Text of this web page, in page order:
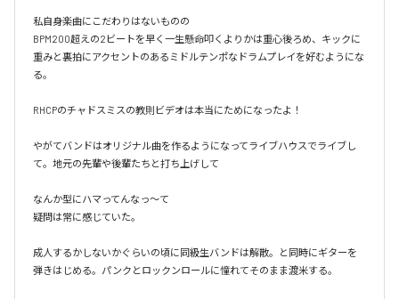
私自身楽曲にこだわりはないものの
BPM200超えの2ビートを早く一生懸命叩くよりかは重心後ろめ、キックに
重みと裏拍にアクセントのあるミドルテンポなドラムプレイを好むようにな
る。
RHCPのチャドスミスの教則ビデオは本当にためになったよ！
やがてバンドはオリジナル曲を作るようになってライブハウスでライブし
て。地元の先輩や後輩たちと打ち上げして
なんか型にハマってんなっ〜て
疑問は常に感じていた。
成人するかしないかぐらいの頃に同級生バンドは解散。と同時にギターを
弾きはじめる。パンクとロックンロールに憧れてそのまま渡米する。